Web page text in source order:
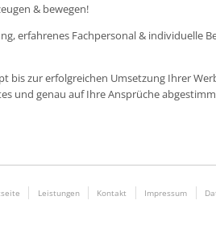
& bewegen!
erfahrenes Fachpersonal & individuelle
bis zur erfolgreichen Umsetzung Ihrer
und genau auf Ihre Ansprüche
Leistungen Kontakt Impressum